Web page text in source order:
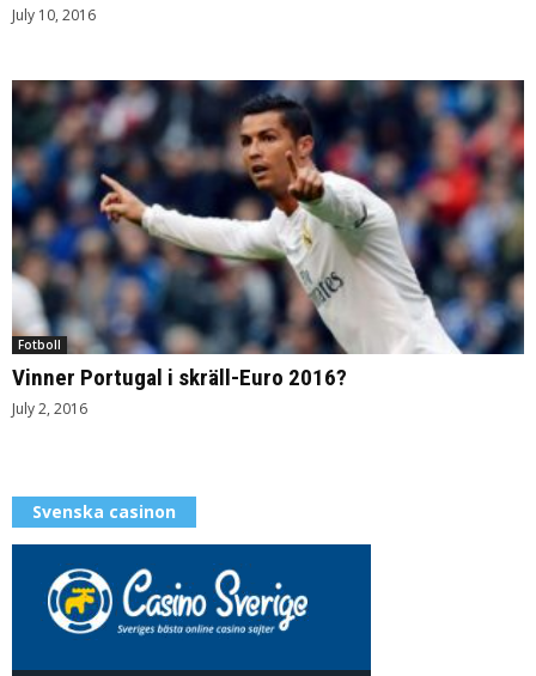
July 10, 2016
Fotboll
Vinner Portugal i skräll-Euro 2016?
July 2, 2016
Svenska casinon